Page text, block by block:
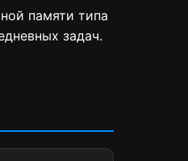
памяти типа
задач.